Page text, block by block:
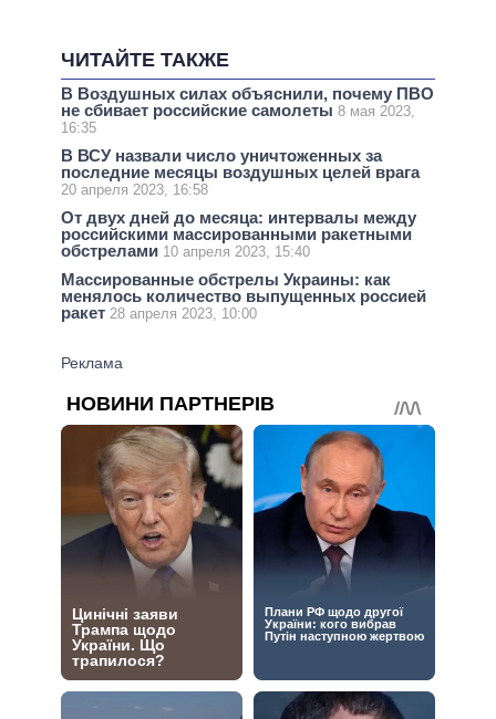
ЧИТАЙТЕ ТАКЖЕ
В Воздушных силах объяснили, почему ПВО
не сбивает российские самолеты 8 мая 2023,
16:35
В ВСУ назвали число уничтоженных за
последние месяцы воздушных целей врага
20 апреля 2023, 16:58
От двух дней до месяца: интервалы между
российскими массированными ракетными
обстрелами 10 апреля 2023, 15:40
Массированные обстрелы Украины: как
менялось количество выпущенных россией
ракет 28 апреля 2023, 10:00